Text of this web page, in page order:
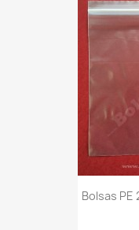
Bolsas